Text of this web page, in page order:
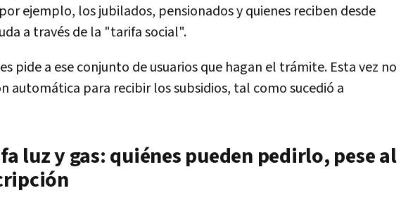
ejemplo, los jubilados, pensionados y quienes reciben desde
a través de la "tarifa social".
pide a ese conjunto de usuarios que hagan el trámite. Esta vez no
automática para recibir los subsidios, tal como sucedió a
luz y gas: quiénes pueden pedirlo, pese al